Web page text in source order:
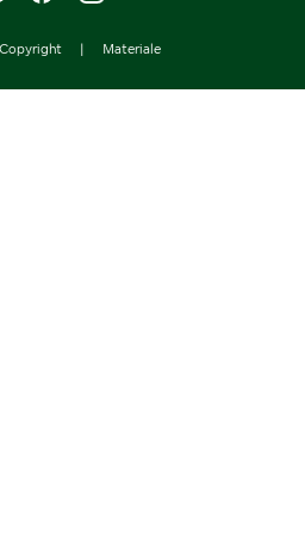
| Materiale